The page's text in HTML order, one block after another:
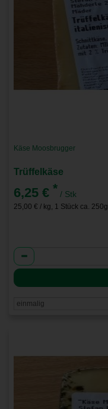
Käse Moosbrugger
Trüffelkäse
6,25 € * / Stk
25,00 € / kg, 1 Stück ca. 250g
Anzahl